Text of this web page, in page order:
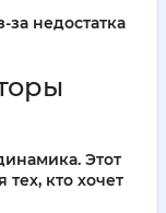
за недостатка
Этот
кто хочет